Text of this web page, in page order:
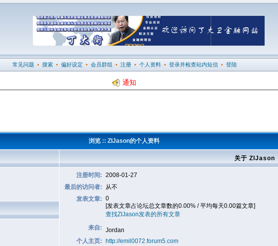
常见问题 • 搜索 • 偏好设定 • 会员群组 • 注册 • 个人资料 • 登录并检查站内短信 • 登陆
通知
浏览 :: ZIJason的个人资料
关于 ZIJason
注册时间: 2008-01-27
最后的访问者:
从不
发表文章: 0
[发表文章占论坛总文章数的0.00% / 平均每天0.00篇文章]
查找ZIJason发表的所有文章
来自: Jordan
个人主页:
http://emil0072.forum5.com